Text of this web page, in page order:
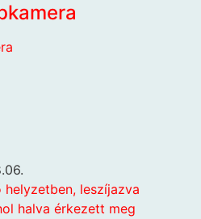
leszíjazva
halva érkezett meg